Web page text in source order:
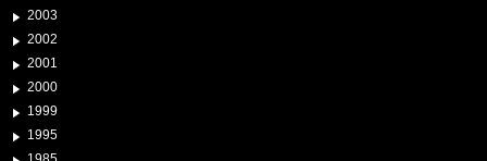
2003
2002
2001
2000
1999
1995